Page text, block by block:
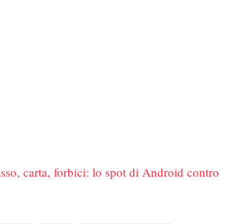
carta, forbici: lo spot di Android contro